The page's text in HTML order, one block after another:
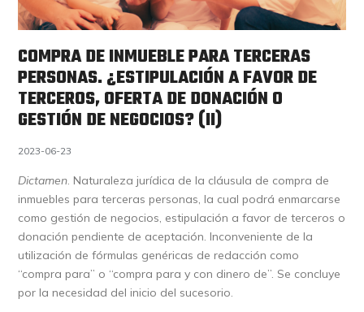
COMPRA DE INMUEBLE PARA TERCERAS
PERSONAS. ¿ESTIPULACIÓN A FAVOR DE
TERCEROS, OFERTA DE DONACIÓN O
GESTIÓN DE NEGOCIOS? (II)
2023-06-23
Dictamen. Naturaleza jurídica de la cláusula de compra de
inmuebles para terceras personas, la cual podrá enmarcarse
como gestión de negocios, estipulación a favor de terceros o
donación pendiente de aceptación. Inconveniente de la
utilización de fórmulas genéricas de redacción como
“compra para” o “compra para y con dinero de”. Se concluye
por la necesidad del inicio del sucesorio.